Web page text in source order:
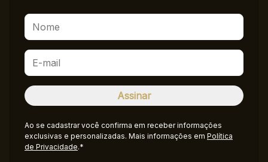
Ao se cadastrar você confirma em receber informações
exclusivas e personalizadas. Mais informações em Política
de Privacidade.*